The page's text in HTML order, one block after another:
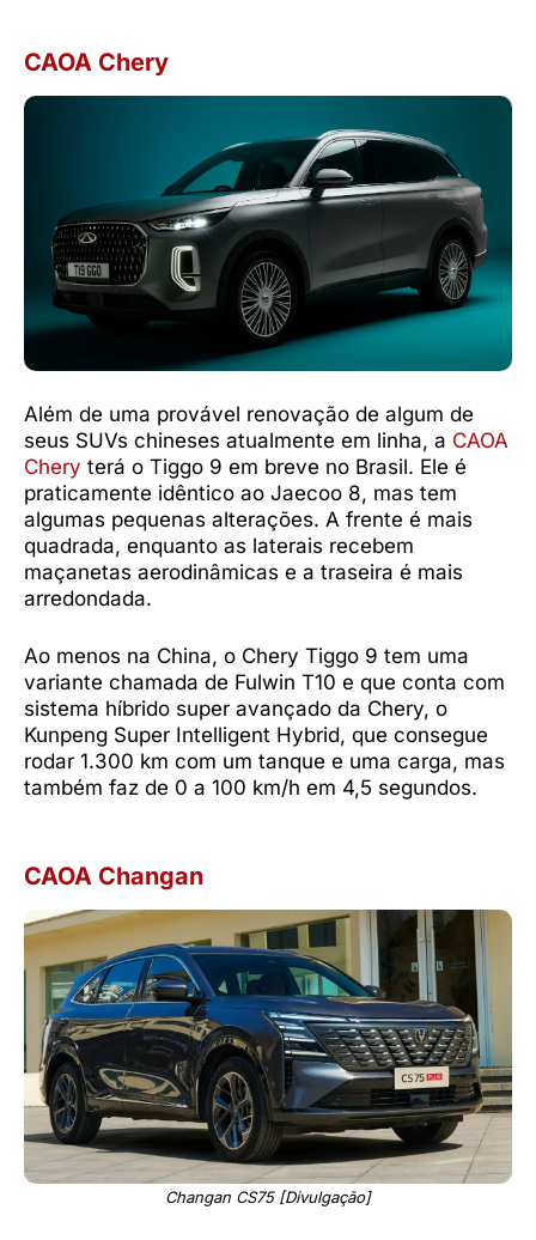
CAOA Chery
Além de uma provável renovação de algum de
seus SUVs chineses atualmente em linha, a CAOA
Chery terá o Tiggo 9 em breve no Brasil. Ele é
praticamente idêntico ao Jaecoo 8, mas tem
algumas pequenas alterações. A frente é mais
quadrada, enquanto as laterais recebem
maçanetas aerodinâmicas e a traseira é mais
arredondada.
Ao menos na China, o Chery Tiggo 9 tem uma
variante chamada de Fulwin T10 e que conta com
sistema híbrido super avançado da Chery, o
Kunpeng Super Intelligent Hybrid, que consegue
rodar 1.300 km com um tanque e uma carga, mas
também faz de 0 a 100 km/h em 4,5 segundos.
CAOA Changan
Changan CS75 [Divulgação]